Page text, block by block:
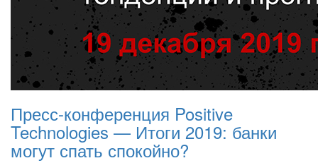
Пресс-конференция Positive
Technologies — Итоги 2019: банки
могут спать спокойно?